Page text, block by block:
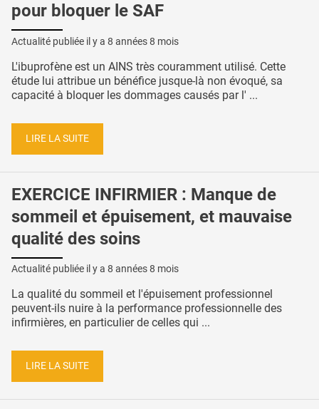
pour bloquer le SAF
Actualité publiée il y a 8 années 8 mois
L'ibuprofène est un AINS très couramment utilisé. Cette
étude lui attribue un bénéfice jusque-là non évoqué, sa
capacité à bloquer les dommages causés par l' ...
LIRE LA SUITE
EXERCICE INFIRMIER : Manque de
sommeil et épuisement, et mauvaise
qualité des soins
Actualité publiée il y a 8 années 8 mois
La qualité du sommeil et l'épuisement professionnel
peuvent-ils nuire à la performance professionnelle des
infirmières, en particulier de celles qui ...
LIRE LA SUITE